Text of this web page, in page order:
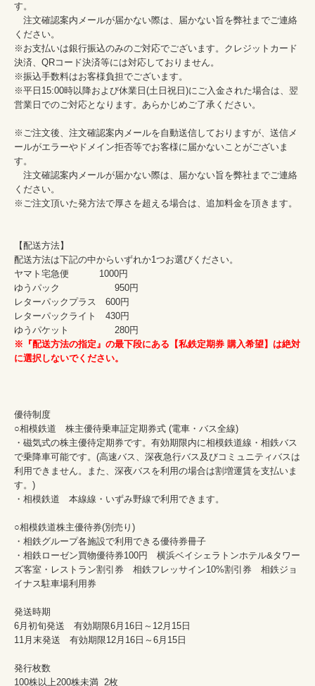
す。
注文確認案内メールが届かない際は、届かない旨を弊社までご連絡
ください。
※お支払いは銀行振込のみのご対応でございます。クレジットカード
決済、QRコード決済等には対応しておりません。
※振込手数料はお客様負担でございます。
※平日15:00時以降および休業日(土日祝日)にご入金された場合は、翌
営業日でのご対応となります。あらかじめご了承ください。
※ご注文後、注文確認案内メールを自動送信しておりますが、送信メ
ールがエラーやドメイン拒否等でお客様に届かないことがございま
す。
注文確認案内メールが届かない際は、届かない旨を弊社までご連絡
ください。
※ご注文頂いた発方法で厚さを超える場合は、追加料金を頂きます。
【配送方法】
配送方法は下記の中からいずれか1つお選びください。
ヤマト宅急便　　　 1000円
ゆうパック　　　　　　950円
レターパックプラス　600円
レターパックライト　430円
※『配送方法の指定』の最下段にある【私鉄定期券 購入希望】は絶対
に選択しないでください。
優待制度
○相模鉄道　株主優待乗車証定期券式 (電車・バス全線)
・磁気式の株主優待定期券です。有効期限内に相模鉄道線・相鉄バス
で乗降車可能です。(高速バス、深夜急行バス及びコミュニティバスは
利用できません。また、深夜バスを利用の場合は割増運賃を支払いま
す。)
・相模鉄道　本線線・いずみ野線で利用できます。
○相模鉄道株主優待券(別売り)
・相鉄グループ各施設で利用できる優待券冊子
・相鉄ローゼン買物優待券100円　横浜ベイシェラトンホテル&タワー
ズ客室・レストラン割引券　相鉄フレッサイン10%割引券　相鉄ジョ
イナス駐車場利用券
発送時期
6月初旬発送　有効期限6月16日～12月15日
11月末発送　有効期限12月16日～6月15日
発行枚数
100株以上200株未満	2枚